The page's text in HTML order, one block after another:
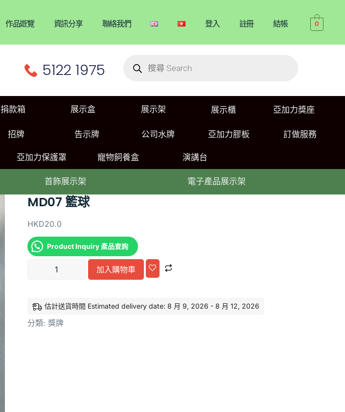
作品遊覽 資訊分享 聯絡我們 登入 註冊 結帳 0
5122 1975
捐款箱 展示盒 展示架 展示櫃 亞加力獎座
招牌 告示牌 公司水牌 亞加力膠板 訂做服務
亞加力保護罩 寵物飼養盒 演講台
首飾展示架 電子產品展示架
MD07 籃球
HKD20.0
Product Inquiry 產品查詢
加入購物車
估計送貨時間 Estimated delivery date: 8 月 9, 2026 - 8 月 12, 2026
分類: 獎牌